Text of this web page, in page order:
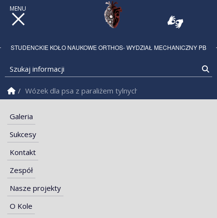
STUDENCKIE KOŁO NAUKOWE ORTHOS- WYDZIAŁ MECHANICZNY PB
Szukaj informacji
Strona Główna
Wózek dla psa z paraliżem tylnych kończyn
Galeria
Sukcesy
Kontakt
Zespół
Nasze projekty
O Kole